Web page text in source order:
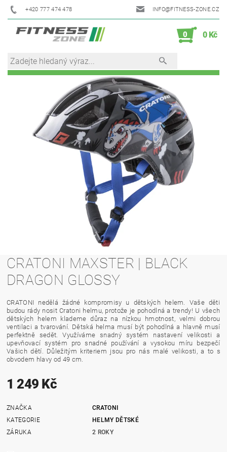
+420 777 474 478 INFO@FITNESS-ZONE.CZ
0 0 Kč
CRATONI MAXSTER | BLACK
DRAGON GLOSSY
CRATONI nedělá žádné kompromisy u dětských helem. Vaše děti
budou rády nosit Cratoni helmu, protože je pohodlná a trendy! U všech
dětských helem klademe důraz na nízkou hmotnost, velmi dobrou
ventilaci a tvarování. Dětská helma musí být pohodlná a hlavně musí
perfektně sedět. Využíváme snadný systém nastavení velikosti a
upevňovací systém pro snadné používání a vysokou míru bezpečí
Vašich dětí. Důležitým kriteriem jsou pro nás malé velikosti, a to s
obvodem hlavy od 49 cm.
1 249 Kč
ZNAČKA
CRATONI
KATEGORIE
HELMY DĚTSKÉ
ZÁRUKA
2 ROKY